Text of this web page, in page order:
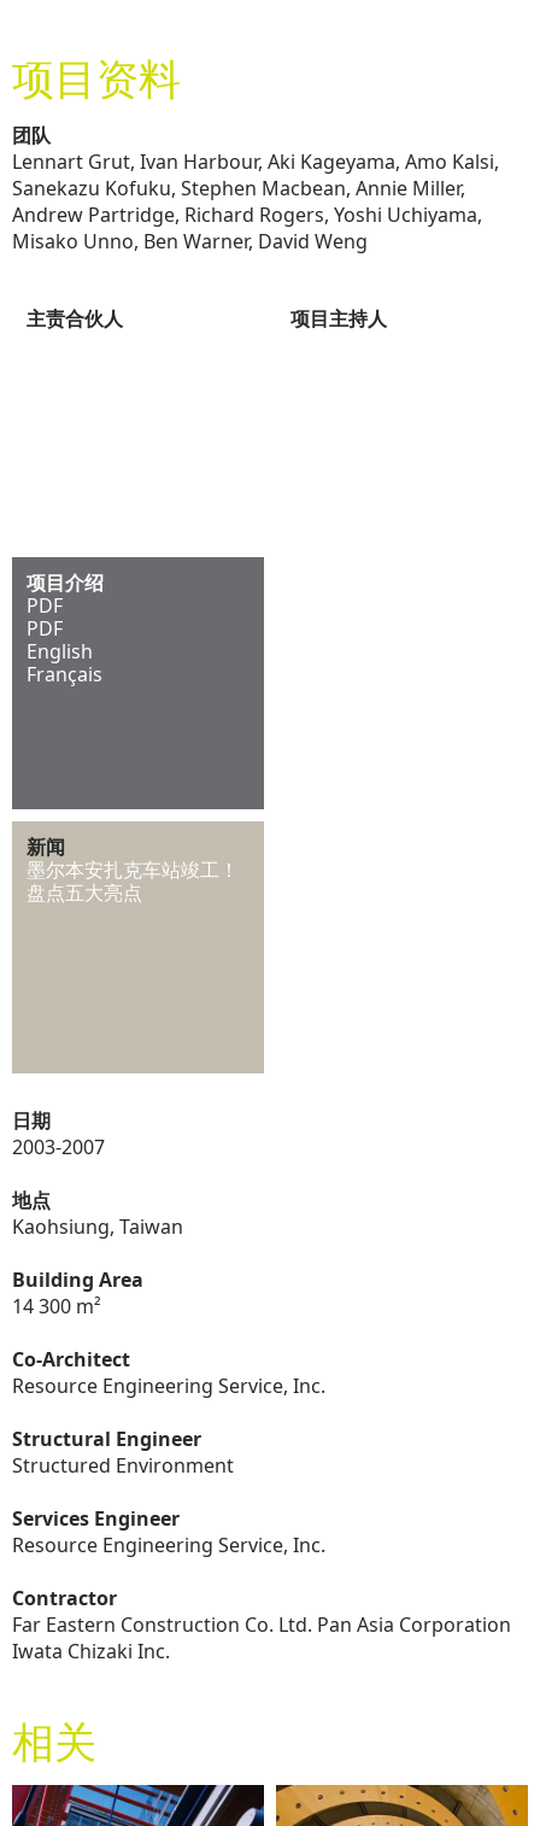
项目资料
团队
Lennart Grut, Ivan Harbour, Aki Kageyama, Amo Kalsi,
Sanekazu Kofuku, Stephen Macbean, Annie Miller,
Andrew Partridge, Richard Rogers, Yoshi Uchiyama,
Misako Unno, Ben Warner, David Weng
主责合伙人
项目主持人
项目介绍
PDF
PDF
English
Français
新闻
墨尔本安扎克车站竣工！
盘点五大亮点
日期
2003-2007
地点
Kaohsiung, Taiwan
Building Area
14 300 m²
Co-Architect
Resource Engineering Service, Inc.
Structural Engineer
Structured Environment
Services Engineer
Resource Engineering Service, Inc.
Contractor
Far Eastern Construction Co. Ltd. Pan Asia Corporation
Iwata Chizaki Inc.
相关